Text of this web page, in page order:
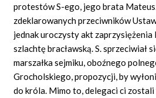
protestów S-ego, jego brata
zdeklarowanych przeciwników
jednak uroczysty akt
szlachtę bracławską. S. sprzeciwiał
marszałka sejmiku, oboźnego
Grocholskiego, propozycji, by
do króla. Mimo to, delegaci ci